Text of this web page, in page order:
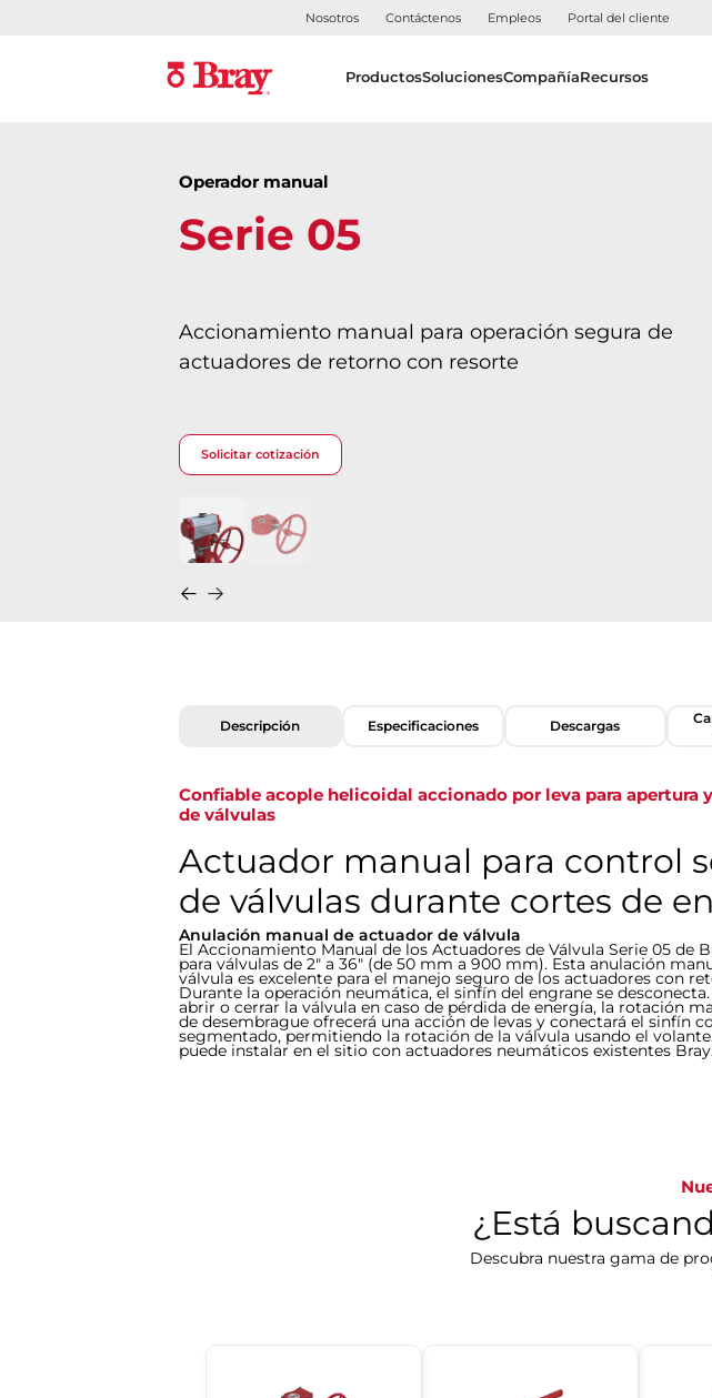
Nosotros Contáctenos Empleos Portal del cliente
ProductosSolucionesCompañíaRecursos
Operador manual
Serie 05
Accionamiento manual para operación segura de
actuadores de retorno con resorte
Solicitar cotización
Descripción Especificaciones Descargas
Confiable acople helicoidal accionado por leva para apertura
de válvulas
Actuador manual para control
de válvulas durante cortes de
Anulación manual de actuador de válvula
El Accionamiento Manual de los Actuadores de Válvula Serie 05 de
para válvulas de 2" a 36" (de 50 mm a 900 mm). Esta anulación
válvula es excelente para el manejo seguro de los actuadores con
Durante la operación neumática, el sinfín del engrane se desconecta.
abrir o cerrar la válvula en caso de pérdida de energía, la rotación
de desembrague ofrecerá una acción de levas y conectará el sinfín
segmentado, permitiendo la rotación de la válvula usando el
puede instalar en el sitio con actuadores neumáticos existentes
¿Está
Descubra nuestra gama de